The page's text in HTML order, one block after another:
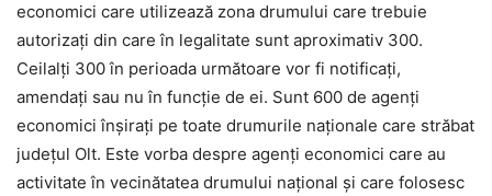
economici care utilizează zona drumului care trebuie
autorizaţi din care în legalitate sunt aproximativ 300.
Ceilalţi 300 în perioada următoare vor fi notificaţi,
amendaţi sau nu în funcţie de ei. Sunt 600 de agenţi
economici înşiraţi pe toate drumurile naţionale care străbat
judeţul Olt. Este vorba despre agenţi economici care au
activitate în vecinătatea drumului naţional şi care folosesc